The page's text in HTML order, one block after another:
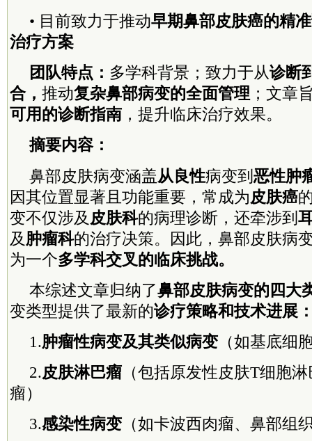
• 目前致力于推动早期鼻部皮肤癌的精
治疗方案
团队特点： 多学科背景；致力于从诊断
合， 推动复杂鼻部病变的全面管理 ；文章
可用的诊断指南 ，提升临床治疗效果。
摘要内容：
鼻部皮肤病变涵盖从良性病变到 恶性肿
因其位置显著且功能重要，常成为皮肤癌
变不仅涉及 皮肤科的病理诊断，还牵涉到
及 肿瘤科的治疗决策。因此，鼻部皮肤病
为一个多学科交叉的临床挑战。
本综述文章归纳了鼻部皮肤病变的四大
变类型提供了最新的诊疗策略和技术进展
1.肿瘤性病变及其类似病变 （如基底细
2.皮肤淋巴瘤 （包括原发性皮肤T细胞
瘤）
3.感染性病变 （如卡波西肉瘤、鼻部组